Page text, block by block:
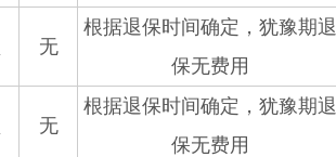
无
根据退保时间确定，犹豫期退
保无费用
无
根据退保时间确定，犹豫期退
保无费用